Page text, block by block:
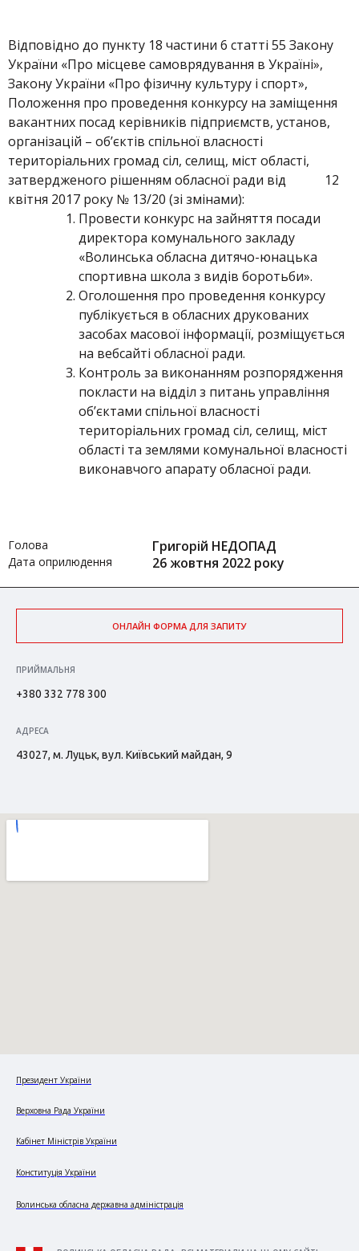
Відповідно до пункту 18 частини 6 статті 55 Закону
України «Про місцеве самоврядування в Україні»,
Закону України «Про фізичну культуру і спорт»,
Положення про проведення конкурсу на заміщення
вакантних посад керівників підприємств, установ,
організацій – об’єктів спільної власності
територіальних громад сіл, селищ, міст області,
затвердженого рішенням обласної ради від 12
квітня 2017 року № 13/20 (зі змінами):
Провести конкурс на зайняття посади
директора комунального закладу
«Волинська обласна дитячо-юнацька
спортивна школа з видів боротьби».
Оголошення про проведення конкурсу
публікується в обласних друкованих
засобах масової інформації, розміщується
на вебсайті обласної ради.
Контроль за виконанням розпорядження
покласти на відділ з питань управління
об’єктами спільної власності
територіальних громад сіл, селищ, міст
області та землями комунальної власності
виконавчого апарату обласної ради.
Голова Григорій НЕДОПАД
Дата оприлюдення 26 жовтня 2022 року
ОНЛАЙН ФОРМА ДЛЯ ЗАПИТУ
ПРИЙМАЛЬНЯ
+380 332 778 300
АДРЕСА
43027, м. Луцьк, вул. Київський майдан, 9
Президент України
Верховна Рада України
Кабінет Міністрів України
Конституція України
Волинська обласна державна адміністрація